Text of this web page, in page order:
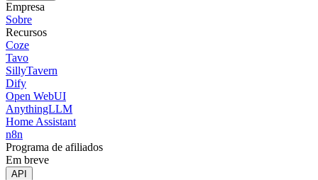
Empresa
Sobre
Recursos
Coze
Tavo
SillyTavern
Dify
Open WebUI
AnythingLLM
Home Assistant
n8n
Programa de afiliados
Em breve
API